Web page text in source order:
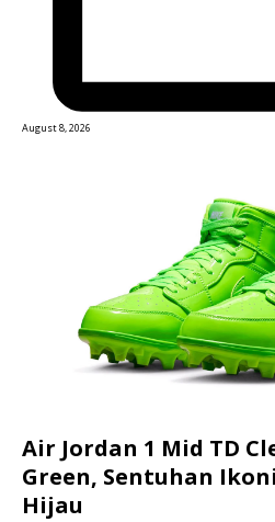
August 8, 2026
Air Jordan 1 Mid TD
Green, Sentuhan
Hijau